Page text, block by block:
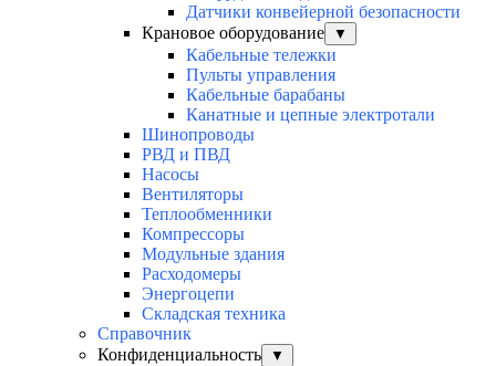
Датчики конвейерной безопасности
Крановое оборудование
▼
Кабельные тележки
Пульты управления
Кабельные барабаны
Канатные и цепные электротали
Шинопроводы
РВД и ПВД
Насосы
Вентиляторы
Теплообменники
Компрессоры
Модульные здания
Расходомеры
Энергоцепи
Складская техника
Справочник
Конфиденциальность
▼